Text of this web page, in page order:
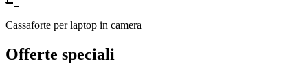
Cassaforte per laptop in camera
Offerte speciali